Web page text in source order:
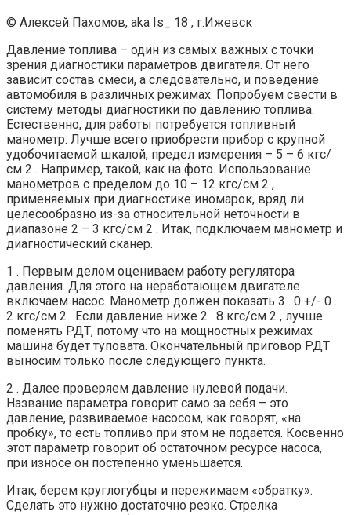
© Алексей Пахомов, aka Is_ 18 , г.Ижевск
Давление топлива – один из самых важных с точки
зрения диагностики параметров двигателя. От него
зависит состав смеси, а следовательно, и поведение
автомобиля в различных режимах. Попробуем свести в
систему методы диагностики по давлению топлива.
Естественно, для работы потребуется топливный
манометр. Лучше всего приобрести прибор с крупной
удобочитаемой шкалой, предел измерения – 5 – 6 кгс/
см 2 . Например, такой, как на фото. Использование
манометров с пределом до 10 – 12 кгс/см 2 ,
применяемых при диагностике иномарок, вряд ли
целесообразно из-за относительной неточности в
диапазоне 2 – 3 кгс/см 2 . Итак, подключаем манометр и
диагностический сканер.
1 . Первым делом оцениваем работу регулятора
давления. Для этого на неработающем двигателе
включаем насос. Манометр должен показать 3 . 0 +/- 0 .
2 кгс/см 2 . Если давление ниже 2 . 8 кгс/см 2 , лучше
поменять РДТ, потому что на мощностных режимах
машина будет туповата. Окончательный приговор РДТ
выносим только после следующего пункта.
2 . Далее проверяем давление нулевой подачи.
Название параметра говорит само за себя – это
давление, развиваемое насосом, как говорят, «на
пробку», то есть топливо при этом не подается. Косвенно
этот параметр говорит об остаточном ресурсе насоса,
при износе он постепенно уменьшается.
Итак, берем круглогубцы и пережимаем «обратку».
Сделать это нужно достаточно резко. Стрелка